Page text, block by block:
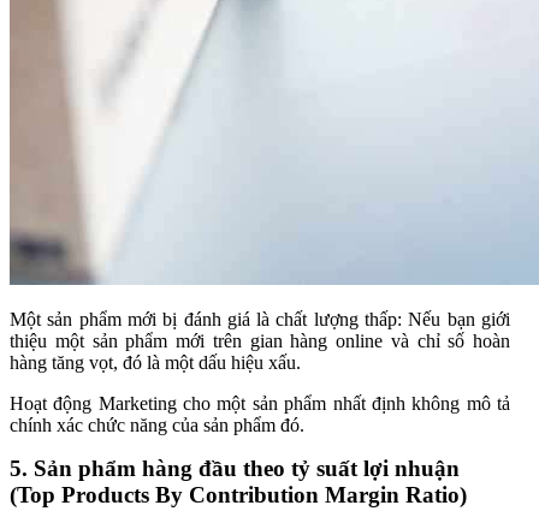
Một sản phẩm mới bị đánh giá là chất lượng thấp: Nếu bạn giới
thiệu một sản phẩm mới trên gian hàng online và chỉ số hoàn
hàng tăng vọt, đó là một dấu hiệu xấu.
Hoạt động Marketing cho một sản phẩm nhất định không mô tả
chính xác chức năng của sản phẩm đó.
5. Sản phẩm hàng đầu theo tỷ suất lợi nhuận
(Top Products By Contribution Margin Ratio)